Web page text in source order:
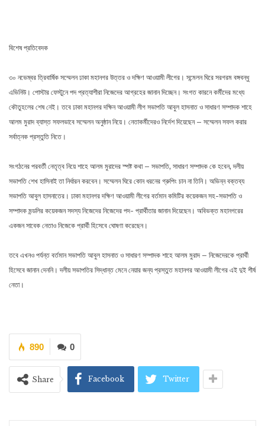
বিশেষ প্রতিবেদক
৩০ নভেম্বর ত্রিবার্ষিক সম্মেলন ঢাকা মহানগর উত্তর ও দক্ষিণ আওয়ামী লীগের। সন্মেলন ঘিরে সরগরম বঙ্গবন্ধু
এভিনিউ। পোস্টার ফেস্টুনে পদ প্রত্যাশীরা নিজেদের আগ্রহের জানান দিচ্ছেন। সংগত কারনে কর্মীদের মধ্যে
কৌতুহলের শেষ নেই। তবে ঢাকা মহানগর দক্ষিন আওয়ামী লীগ সভাপতি আবুল হাসনাত ও সাধারণ সম্পাদক শাহে
আলম মুরাদ ব্যাস্ত সফলভাবে সম্মেলন অনুষ্ঠান নিয়ে। নেতাকর্মীদেরও নির্দেশ দিয়েছেন – সম্মেলন সফল করার
সর্বাত্নক প্রস্তুতি নিতে।
সংগঠনের পরবর্তী নেতৃত্ব নিয়ে শাহে আলম মুরাদের স্পষ্ট কথা – সভাপতি, সাধারণ সম্পাদক কে হবেন, দলীয়
সভাপতি শেখ হাসিনাই তা নির্ধারন করবেন। সম্মেলন ঘিরে কোন ধরনের গ্রুপিং চান না তিনি। অভিন্ন বক্তব্য
সভাপতি আবুল হাসনাতের। ঢাকা মহানগর দক্ষিণ আওয়ামী লীগের বর্তমান কমিটির কয়েকজন সহ-সভাপতি ও
সম্পাদক মন্ডলির কয়েকজন সদস্য নিজেদের নিজেদের পদ- প্রার্থীতার জানান দিয়েছেন। অবিভক্ত মহানগরের
একজন সাবেক নেতাও নিজেকে প্রার্থী হিসেবে ঘোষণা করেছেন।
তবে এখনও পর্যন্ত বর্তমান সভাপতি আবুল হাসনাত ও সাধারণ সম্পাদক শাহে আলম মুরাদ – নিজেদেরকে প্রার্থী
হিসেবে জানান দেননি। দলীয় সভাপতির সিদ্ধান্ত মেনে নেয়ার জন্য প্রস্তুত মহানগর আওয়ামী লীগের এই দুই শীর্ষ
নেতা।
0
890
Share Facebook Twitter